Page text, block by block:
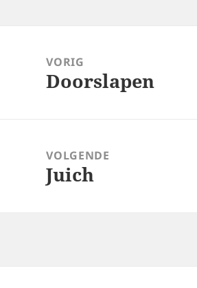
navigatieVORIG
Vorig
Doorslapen
VOLGENDE
Volgend
Juich